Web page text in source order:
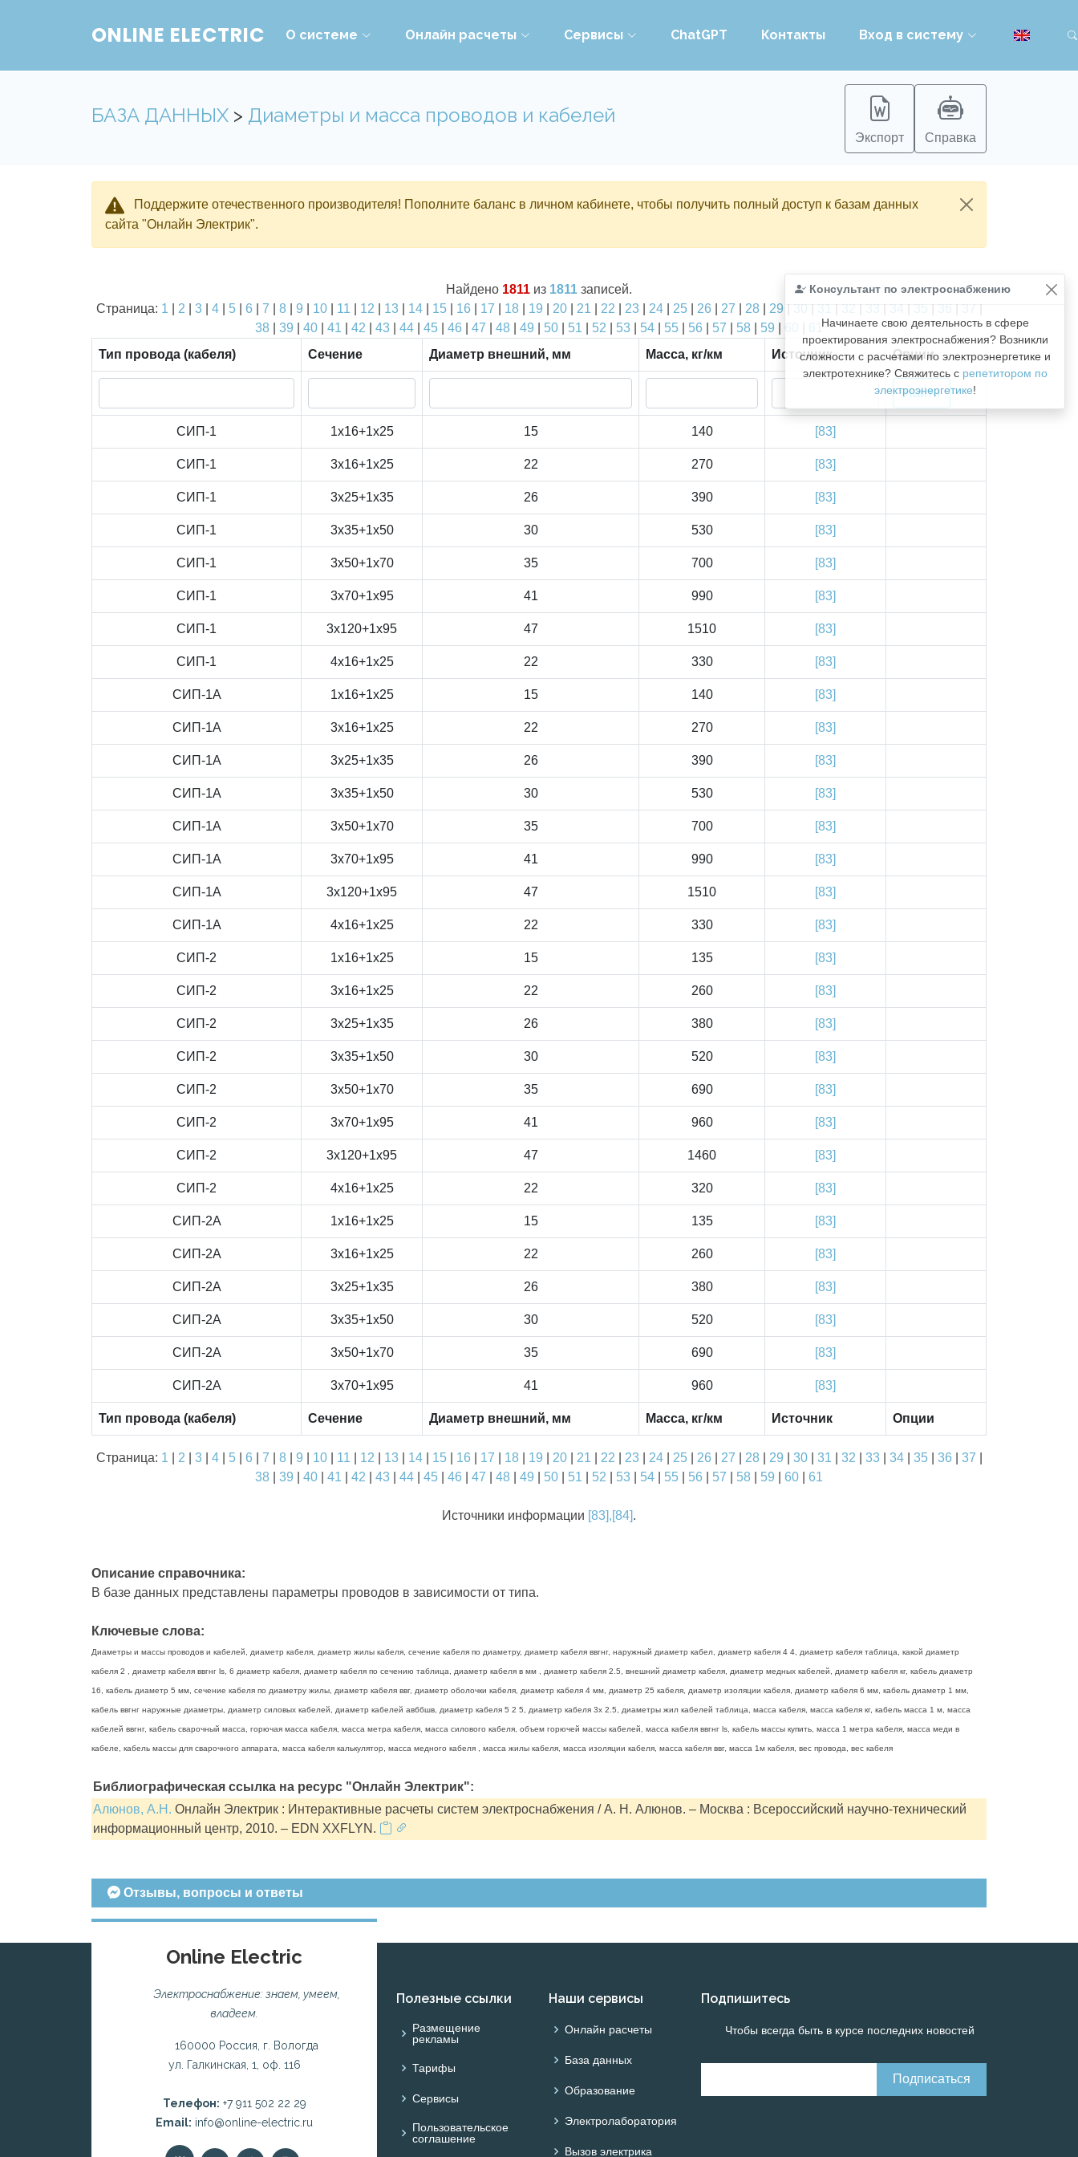
ONLINE ELECTRIC О системе Онлайн расчеты Сервисы ChatGPT Контакты Вход в систему
БАЗА ДАННЫХ > Диаметры и масса проводов и кабелей
Экспорт Справка
Поддержите отечественного производителя! Пополните баланс в личном кабинете, чтобы получить полный доступ к базам данных
сайта "Онлайн Электрик".
Консультант по электроснабжению
Начинаете свою деятельность в сфере
проектирования электроснабжения? Возникли
сложности с расчетами по электроэнергетике и
электротехнике? Свяжитесь с репетитором по
электроэнергетике!
Найдено 1811 из 1811 записей.
Страница: 1 2 3| 4| 5| 6 7 8| 9 10| 11 12 13| 14| 15| 16 17 18| 19 20| 21 22 23| 24| 25| 26 27 28| 29 | 30 | 31 | 32 | 33 | 34 | 35 | 36 | 37 |
38
39 40 41 42 43 44 45 46 47 48 49 50 51 52 53 54 55 56 57 58 59 60
61
Тип провода (кабеля)
Сечение Диаметр внешний, мм Масса, кг/км Источник Опции
СИП-1 1x16+1x25 15 140 [83]
СИП-1 3x16+1x25 22 270 [83]
СИП-1 3x25+1x35 26 390 [83]
СИП-1 3x35+1x50 30 530 [83]
СИП-1 3x50+1x70 35 700 [83]
СИП-1 3x70+1x95 41 990 [83]
СИП-1 3x120+1x95 47 1510 [83]
СИП-1 4x16+1x25 22 330 [83]
СИП-1А 1x16+1x25 15 140 [83]
СИП-1А 3x16+1x25 22 270 [83]
СИП-1А 3x25+1x35 26 390 [83]
СИП-1А 3x35+1x50 30 530 [83]
СИП-1А 3x50+1x70 35 700 [83]
СИП-1А 3x70+1x95 41 990 [83]
СИП-1А 3x120+1x95 47 1510 [83]
СИП-1А 4x16+1x25 22 330 [83]
СИП-2 1x16+1x25 15 135 [83]
СИП-2 3x16+1x25 22 260 [83]
СИП-2 3x25+1x35 26 380 [83]
СИП-2 3x35+1x50 30 520 [83]
СИП-2 3x50+1x70 35 690 [83]
СИП-2 3x70+1x95 41 960 [83]
СИП-2 3x120+1x95 47 1460 [83]
СИП-2 4x16+1x25 22 320 [83]
СИП-2А 1x16+1x25 15 135 [83]
СИП-2А 3x16+1x25 22 260 [83]
СИП-2А 3x25+1x35 26 380 [83]
СИП-2А 3x35+1x50 30 520 [83]
СИП-2А 3x50+1x70 35 690 [83]
СИП-2А 3x70+1x95 41 960 [83]
Тип провода (кабеля) Сечение Диаметр внешний, мм Масса, кг/км Источник Опции
Страница: 1 2 3| 4| 5| 6 7 8| 9 10| 11 12 13| 14| 15| 16 17 18| 19 20| 21 22 23| 24| 25| 26 27 28| 29 30| 31 32 33| 34| 35| 36 37
38
39 40 41 42 43 44 45 46 47 48 49 50 51 52 53 54 55 56 57 58 59 60 61
Источники информации [83],[84].
Описание справочника:
В базе данных представлены параметры проводов в зависимости от типа.
Ключевые слова:
Диаметры и массы проводов и кабелей, диаметр кабеля, диаметр жилы кабеля, сечение кабеля по диаметру, диаметр кабеля ввгнг, наружный диаметр кабел, диаметр кабеля 4 4, диаметр кабеля таблица, какой диаметр
кабеля 2 , диаметр кабеля ввгнг ls, 6 диаметр кабеля, диаметр кабеля по сечению таблица, диаметр кабеля в мм , диаметр кабеля 2.5, внешний диаметр кабеля, диаметр медных кабелей, диаметр кабеля кг, кабель диаметр
16, кабель диаметр 5 мм, сечение кабеля по диаметру жилы, диаметр кабеля ввг, диаметр оболочки кабеля, диаметр кабеля 4 мм, диаметр 25 кабеля, диаметр изоляции кабеля, диаметр кабеля 6 мм, кабель диаметр 1 мм,
кабель ввгнг наружные диаметры, диаметр силовых кабелей, диаметр кабелей авббшв, диаметр кабеля 5 2 5, диаметр кабеля 3х 2.5, диаметры жил кабелей таблица, масса кабеля, масса кабеля кг, кабель масса 1 м, масса
кабелей ввгнг, кабель сварочный масса, горючая масса кабеля, масса метра кабеля, масса силового кабеля, объем горючей массы кабелей, масса кабеля ввгнг ls, кабель массы купить, масса 1 метра кабеля, масса меди в
кабеле, кабель массы для сварочного аппарата, масса кабеля калькулятор, масса медного кабеля , масса жилы кабеля, масса изоляции кабеля, масса кабеля ввг, масса 1м кабеля, вес провода, вес кабеля
Библиографическая ссылка на ресурс "Онлайн Электрик":
Алюнов, А.Н. Онлайн Электрик : Интерактивные расчеты систем электроснабжения / А. Н. Алюнов. – Москва : Всероссийский научно-технический
информационный центр, 2010. – EDN XXFLYN.
Отзывы, вопросы и ответы
Online Electric
Электроснабжение: знаем, умеем,
владеем.
160000 Россия, г. Вологда
ул. Галкинская, 1, оф. 116
Телефон: +7 911 502 22 29
Email: info@online-electric.ru
Полезные ссылки
Размещение
рекламы
Тарифы
Сервисы
Пользовательское
соглашение
Наши сервисы
Онлайн расчеты
База данных
Образование
Электролаборатория
Вызов электрика
Подпишитесь
Чтобы всегда быть в курсе последних новостей